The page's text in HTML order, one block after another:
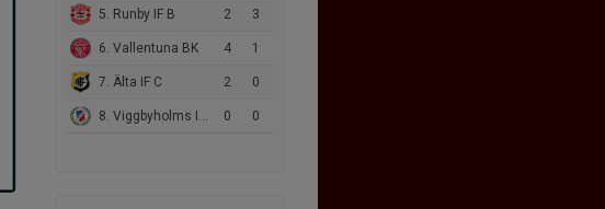
5. Runby IF B 2 3
6. Vallentuna BK 4 1
7. Älta IF C 2 0
8. Viggbyholms IK FF 0 0